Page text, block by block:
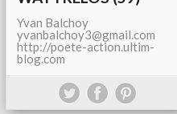
Yvan Balchoy
yvanbalchoy3@gmail.com
http://poete-action.ultim-
blog.com